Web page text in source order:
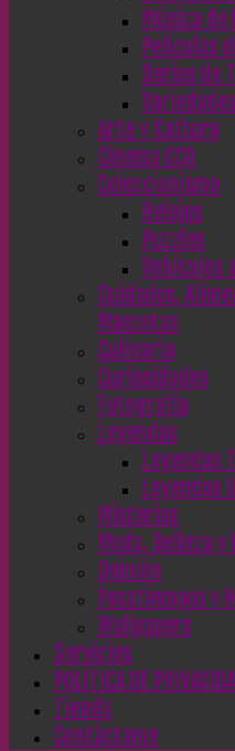
Música de
Películas
Series de
Arte y Cultura
Cinema CC0
Coleccionismo
Relojes
Puzzles
Vehículos
Cuidados,
Mascotas
Culinaria
Curiosidades
Fotografía
Leyendas
Leyendas
Leyendas
Misterios
Moda, Belleza
Opinión
Pasatiempos y
Wallpapers
Servicios
POLÍTICA DE
Tienda
Contáctame